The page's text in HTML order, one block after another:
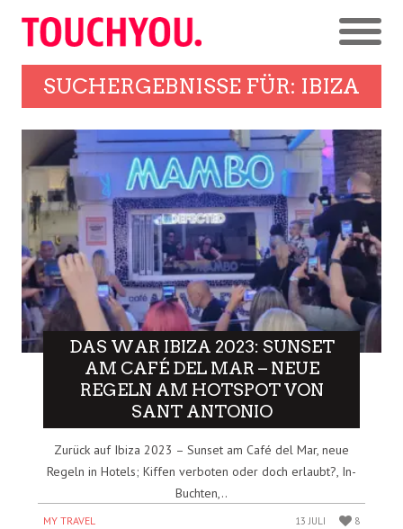
SUCHERGEBNISSE FÜR: IBIZA
DAS WAR IBIZA 2023: SUNSET
AM CAFÉ DEL MAR – NEUE
REGELN AM HOTSPOT VON
SANT ANTONIO
Zurück auf Ibiza 2023 – Sunset am Café del Mar, neue
Regeln in Hotels; Kiffen verboten oder doch erlaubt?, In-
Buchten,..
MY TRAVEL 13 JULI 8